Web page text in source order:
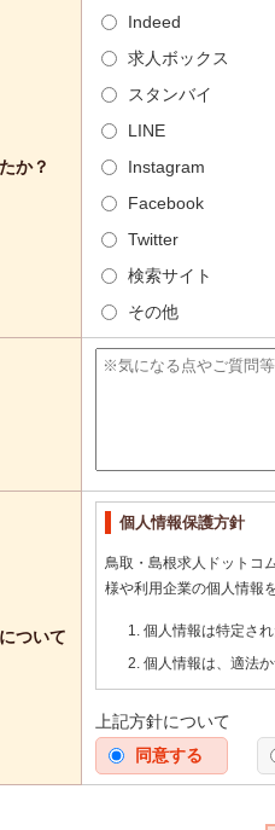
か？
Indeed
求人ボックス
スタンバイ
LINE
Instagram
Facebook
Twitter
検索サイト
その他
ついて
個人情報保護方針
鳥取・島根求人ドットコ
様や利用企業の個人情報
個人情報は特定さ
個人情報は、適法
個人情報は、本人
個人情報の管理に
う努めます。
個人情報保護に関
上記方針について
同意する